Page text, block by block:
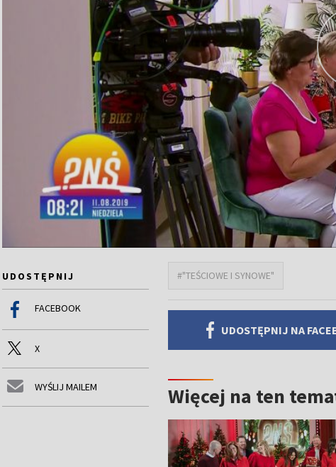
UDOSTĘPNIJ
FACEBOOK
X
WYŚLIJ MAILEM
#"TEŚCIOWE I SYNOWE"
UDOSTĘPNIJ NA
Więcej na ten